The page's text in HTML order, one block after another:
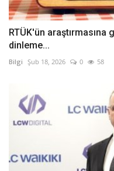
RTÜK'ün
dinleme...
Bilgi Şub 18, 2026 0 58